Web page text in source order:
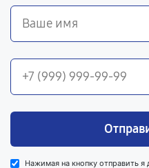
Нажимая на кнопку отправить я